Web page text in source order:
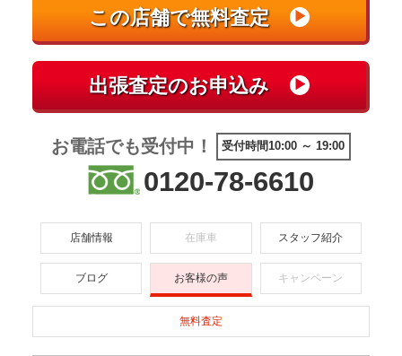
お電話でも受付中！ 受付時間10:00 ～ 19:00
0120-78-6610
店舗情報 在庫車 スタッフ紹介
ブログ お客様の声 キャンペーン
無料査定